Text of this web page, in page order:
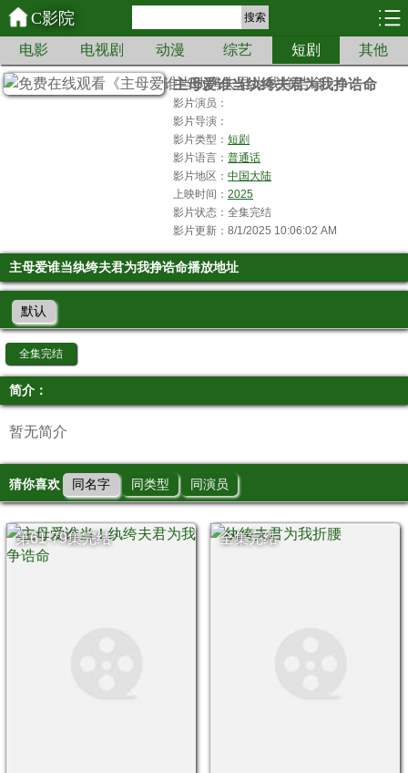
C影院 搜索
电影 电视剧 动漫 综艺 短剧 其他
主母爱谁当纨绔夫君为我挣诰命
影片演员：
影片导演：
影片类型：短剧
影片语言：普通话
影片地区：中国大陆
上映时间：2025
影片状态：全集完结
影片更新：8/1/2025 10:06:02 AM
主母爱谁当纨绔夫君为我挣诰命播放地址
默认
全集完结
简介：
暂无简介
猜你喜欢 同名字 同类型 同演员
第61-79集完结 全集完结